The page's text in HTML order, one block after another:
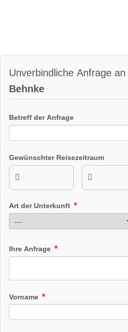
Unverbindliche Anfrage an
Behnke
Betreff der Anfrage
Gewünschter Reisezeitraum
Art der Unterkunft
Ihre Anfrage
Vorname